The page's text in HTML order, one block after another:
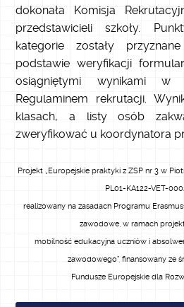
dokonała Komisja
przedstawicieli szkoły.
kategorie zostały
podstawie weryfikacji
osiągniętymi wynikami
Regulaminem rekrutacji.
klasach, a listy osób
zweryfikować u koordynatora
Projekt „Europejskie praktyki z ZSP nr 3 w
PL01-KA122-VET-
realizowany na zasadach Programu
zawodowe, w ramach
mobilność edukacyjna uczniów i
zawodowego”, finansowany ze
Fundusze Europejskie dla